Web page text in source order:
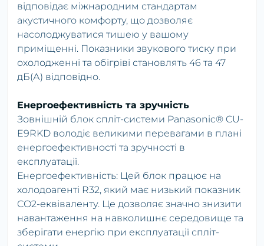
відповідає міжнародним стандартам
акустичного комфорту, що дозволяє
насолоджуватися тишею у вашому
приміщенні. Показники звукового тиску при
охолодженні та обігріві становлять 46 та 47
дБ(А) відповідно.
Енергоефективність та зручність
Зовнішній блок спліт-системи Panasonic® CU-
E9RKD володіє великими перевагами в плані
енергоефективності та зручності в
експлуатації.
Енергоефективність: Цей блок працює на
холодоагенті R32, який має низький показник
CO2-еквіваленту. Це дозволяє значно знизити
навантаження на навколишнє середовище та
зберігати енергію при експлуатації спліт-